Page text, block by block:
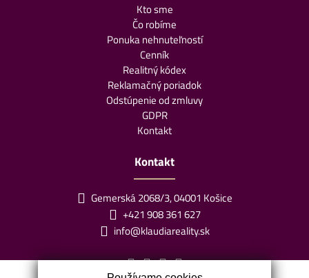
Kto sme
Čo robíme
Ponuka nehnuteľností
Cenník
Realitný kódex
Reklamačný poriadok
Odstúpenie od zmluvy
GDPR
Kontakt
Kontakt
Gemerská 2068/3, 04001 Košice
+421 908 361 627
info@klaudiareality.sk